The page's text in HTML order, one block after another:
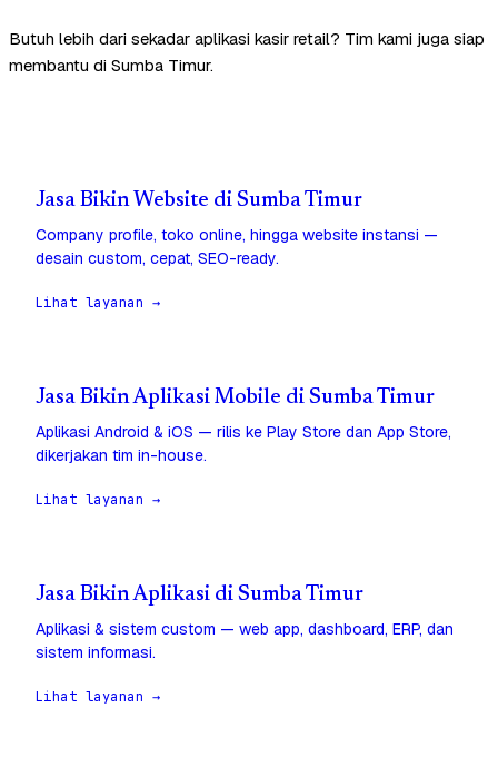
Butuh lebih dari sekadar aplikasi kasir retail? Tim kami juga siap
membantu di Sumba Timur.
Jasa Bikin Website di Sumba Timur
Company profile, toko online, hingga website instansi —
desain custom, cepat, SEO-ready.
Lihat layanan →
Jasa Bikin Aplikasi Mobile di Sumba Timur
Aplikasi Android & iOS — rilis ke Play Store dan App Store,
dikerjakan tim in-house.
Lihat layanan →
Jasa Bikin Aplikasi di Sumba Timur
Aplikasi & sistem custom — web app, dashboard, ERP, dan
sistem informasi.
Lihat layanan →